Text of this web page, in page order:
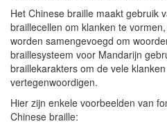
Het Chinese braille maakt gebruik
braillecellen om klanken te
worden samengevoegd om
braillesysteem voor Mandarijn
braillekarakters om de vele
vertegenwoordigen.
Hier zijn enkele voorbeelden van
Chinese braille: